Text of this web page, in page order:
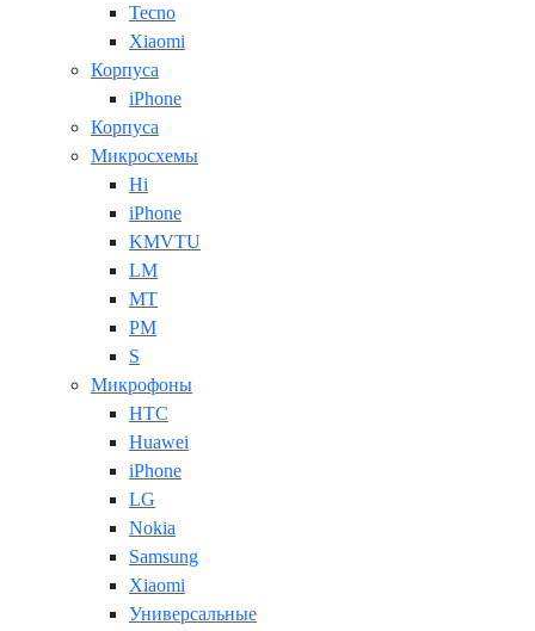
Tecno
Xiaomi
Корпуса
iPhone
Корпуса
Микросхемы
Hi
iPhone
KMVTU
LM
MT
PM
S
Микрофоны
HTC
Huawei
iPhone
LG
Nokia
Samsung
Xiaomi
Универсальные